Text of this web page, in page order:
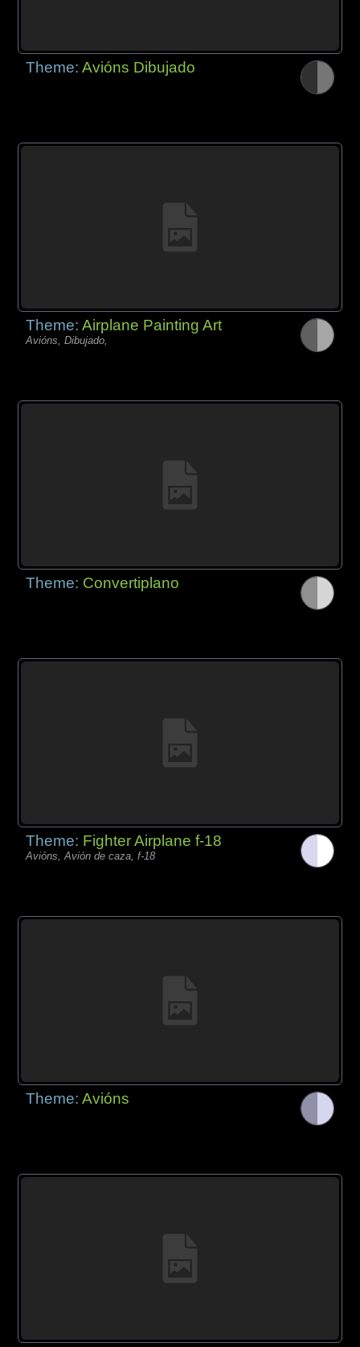
Theme:Avións Dibujado
Theme:Airplane Painting Art
Avións, Dibujado,
Theme: Convertiplano
Theme: Fighter Airplane f-18
Avións, Avión de caza, f-18
Theme:Avións